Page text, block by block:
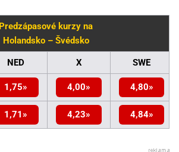
Predzápasové kurzy na
Holandsko – Švédsko
NED X SWE
1,75 4,00 4,80
1,71 4,23 4,84